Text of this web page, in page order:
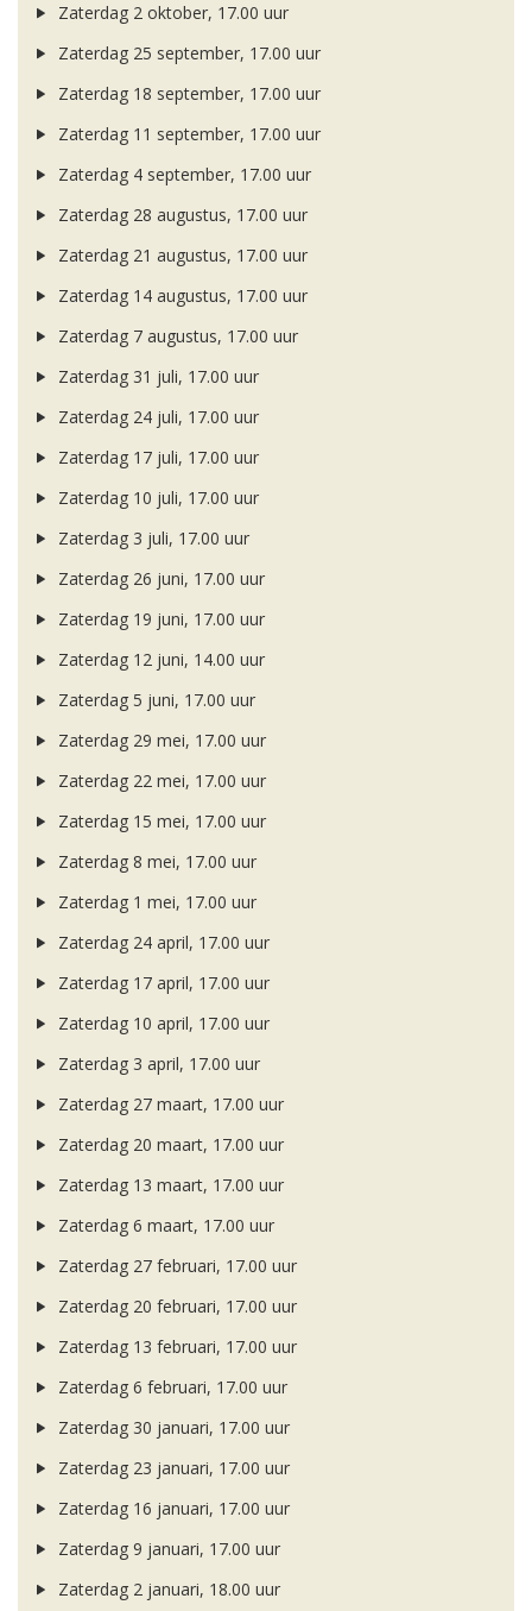
Zaterdag 2 oktober, 17.00 uur
Zaterdag 25 september, 17.00 uur
Zaterdag 18 september, 17.00 uur
Zaterdag 11 september, 17.00 uur
Zaterdag 4 september, 17.00 uur
Zaterdag 28 augustus, 17.00 uur
Zaterdag 21 augustus, 17.00 uur
Zaterdag 14 augustus, 17.00 uur
Zaterdag 7 augustus, 17.00 uur
Zaterdag 31 juli, 17.00 uur
Zaterdag 24 juli, 17.00 uur
Zaterdag 17 juli, 17.00 uur
Zaterdag 10 juli, 17.00 uur
Zaterdag 3 juli, 17.00 uur
Zaterdag 26 juni, 17.00 uur
Zaterdag 19 juni, 17.00 uur
Zaterdag 12 juni, 14.00 uur
Zaterdag 5 juni, 17.00 uur
Zaterdag 29 mei, 17.00 uur
Zaterdag 22 mei, 17.00 uur
Zaterdag 15 mei, 17.00 uur
Zaterdag 8 mei, 17.00 uur
Zaterdag 1 mei, 17.00 uur
Zaterdag 24 april, 17.00 uur
Zaterdag 17 april, 17.00 uur
Zaterdag 10 april, 17.00 uur
Zaterdag 3 april, 17.00 uur
Zaterdag 27 maart, 17.00 uur
Zaterdag 20 maart, 17.00 uur
Zaterdag 13 maart, 17.00 uur
Zaterdag 6 maart, 17.00 uur
Zaterdag 27 februari, 17.00 uur
Zaterdag 20 februari, 17.00 uur
Zaterdag 13 februari, 17.00 uur
Zaterdag 6 februari, 17.00 uur
Zaterdag 30 januari, 17.00 uur
Zaterdag 23 januari, 17.00 uur
Zaterdag 16 januari, 17.00 uur
Zaterdag 9 januari, 17.00 uur
Zaterdag 2 januari, 18.00 uur